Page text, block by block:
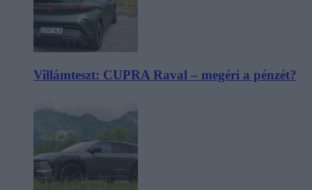
Villámteszt: CUPRA Raval – megéri a pénzét?